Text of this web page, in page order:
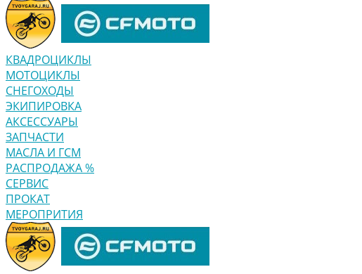
КВАДРОЦИКЛЫ
МОТОЦИКЛЫ
СНЕГОХОДЫ
ЭКИПИРОВКА
АКСЕССУАРЫ
ЗАПЧАСТИ
МАСЛА И ГСМ
РАСПРОДАЖА %
СЕРВИС
ПРОКАТ
МЕРОПРИТИЯ